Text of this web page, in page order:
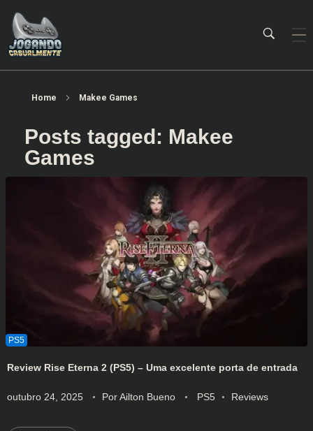
Home Makee Games
Posts tagged: Makee
Games
Review Rise Eterna 2 (PS5) – Uma excelente porta de entrada
outubro 24, 2025 PorAilton Bueno PS5 Reviews